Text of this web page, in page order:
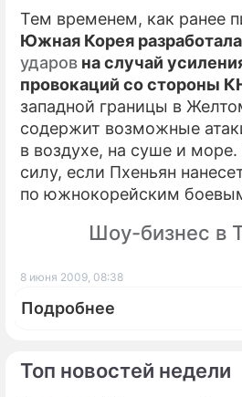
Топ новостей недели
Тем временем, как ранее
Южная Корея разработала
ударов на случай
провокаций со стороны
западной границы в
содержит возможные
в воздухе, на суше и море.
силу, если Пхеньян
по южнокорейским
Шоу-бизнес в
8 июня 2009, 08:38
Подробнее